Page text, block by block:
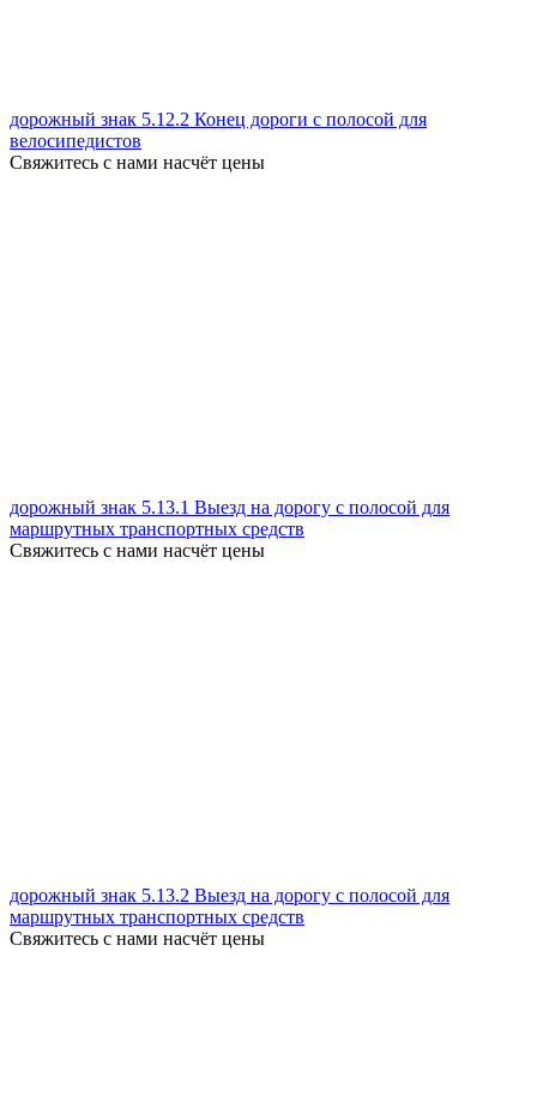
дорожный знак 5.12.2 Конец дороги с полосой для
велосипедистов
Свяжитесь с нами насчёт цены
дорожный знак 5.13.1 Выезд на дорогу с полосой для
маршрутных транспортных средств
Свяжитесь с нами насчёт цены
дорожный знак 5.13.2 Выезд на дорогу с полосой для
маршрутных транспортных средств
Свяжитесь с нами насчёт цены